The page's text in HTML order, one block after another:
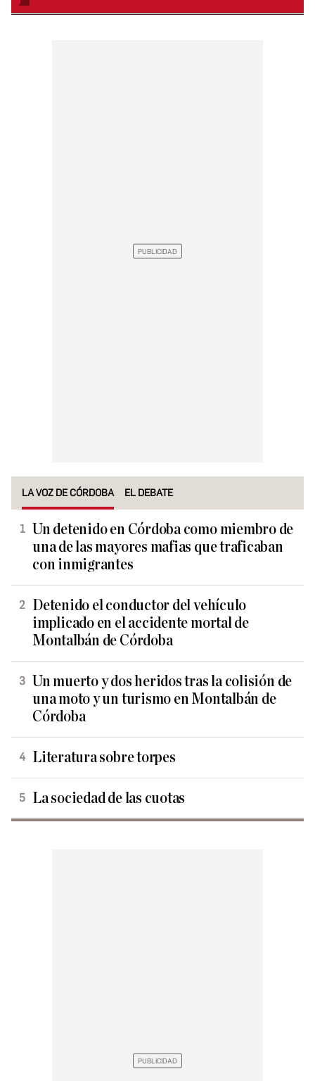
LA VOZ DE CÓRDOBA EL DEBATE
Un detenido en Córdoba como miembro de
una de las mayores mafias que traficaban
con inmigrantes
Detenido el conductor del vehículo
implicado en el accidente mortal de
Montalbán de Córdoba
Un muerto y dos heridos tras la colisión de
una moto y un turismo en Montalbán de
Córdoba
Literatura sobre torpes
La sociedad de las cuotas